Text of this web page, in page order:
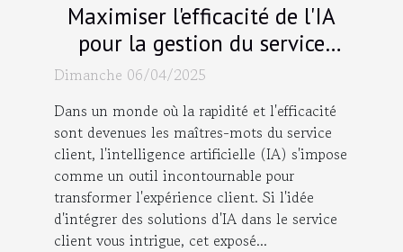
Maximiser l'efficacité de l'IA
pour la gestion du service
client
Dimanche 06/04/2025
Dans un monde où la rapidité et l'efficacité
sont devenues les maîtres-mots du service
client, l'intelligence artificielle (IA) s'impose
comme un outil incontournable pour
transformer l'expérience client. Si l'idée
d'intégrer des solutions d'IA dans le service
client vous intrigue, cet exposé...